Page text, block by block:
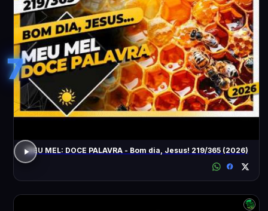
7
MEU MEL: DOCE PALAVRA - Bom dia, Jesus! 219/365 (2026)